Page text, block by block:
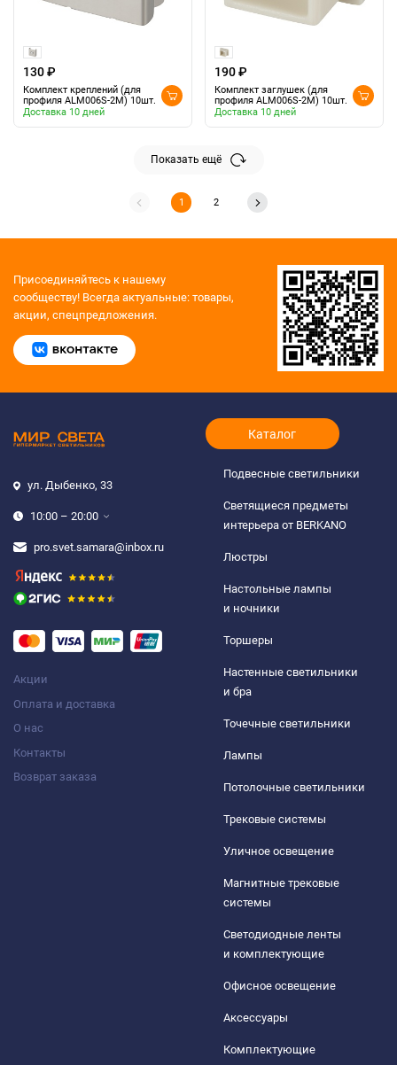
130 ₽
Комплект креплений (для
профиля ALM006S-2M) 10шт.
Доставка 10 дней
190 ₽
Комплект заглушек (для
профиля ALM006S-2M) 10шт.
Доставка 10 дней
Показать ещё
1 2
Присоединяйтесь к нашему
сообществу! Всегда актуальные: товары,
акции, спецпредложения.
ул. Дыбенко, 33
10:00 – 20:00
pro.svet.samara@inbox.ru
Акции
Оплата и доставка
О нас
Контакты
Возврат заказа
Каталог
Подвесные светильники
Светящиеся предметы
интерьера от BERKANO
Люстры
Настольные лампы
и ночники
Торшеры
Настенные светильники
и бра
Точечные светильники
Лампы
Потолочные светильники
Трековые системы
Уличное освещение
Магнитные трековые
системы
Светодиодные ленты
и комплектующие
Офисное освещение
Аксессуары
Комплектующие